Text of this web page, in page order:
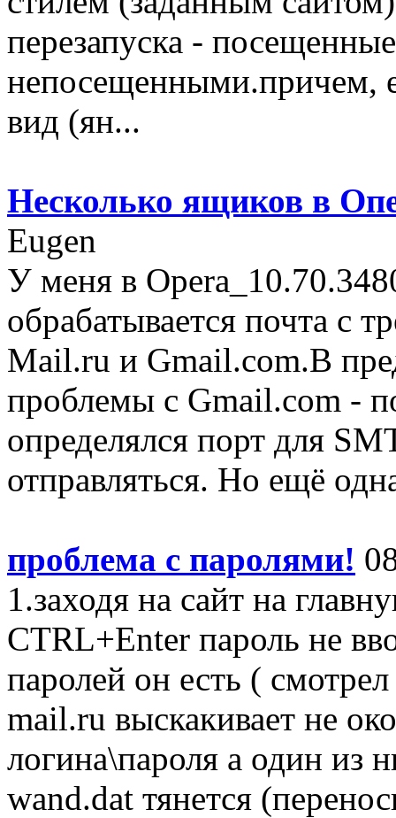
перезапуска -
непосещенными.причем,
вид (ян...
Несколько ящиков в
Eugen
У меня в
обрабатывается почта с
Mail.ru и Gmail.com.В
проблемы с Gmail.com -
определялся порт для
отправляться. Но ещё
проблема с паролями!
1.заходя на сайт на
CTRL+Enter пароль не
паролей он есть (
mail.ru выскакивает не
логина\пароля а один из
wand.dat тянется